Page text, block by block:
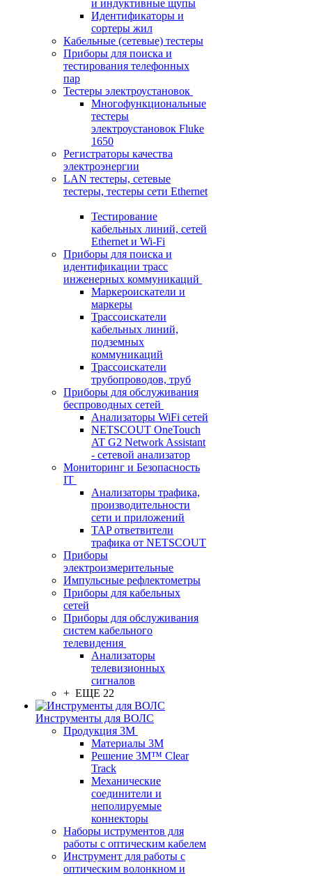
и индуктивные щупы
Идентификаторы и
сортеры жил
Кабельные (сетевые) тестеры
Приборы для поиска и
тестирования телефонных
пар
Тестеры электроустановок
Многофункциональные
тестеры
электроустановок Fluke
1650
Регистраторы качества
электроэнергии
LAN тестеры, сетевые
тестеры, тестеры сети Ethernet
Тестирование
кабельных линий, сетей
Ethernet и Wi-Fi
Приборы для поиска и
идентификации трасс
инженерных коммуникаций
Маркероискатели и
маркеры
Трассоискатели
кабельных линий,
подземных
коммуникаций
Трассоискатели
трубопроводов, труб
Приборы для обслуживания
беспроводных сетей
Анализаторы WiFi сетей
NETSCOUT OneTouch
AT G2 Network Assistant
- сетевой анализатор
Мониторинг и Безопасность
IT
Анализаторы трафика,
производительности
сети и приложений
TAP ответвители
трафика от NETSCOUT
Приборы
электроизмерительные
Импульсные рефлектометры
Приборы для кабельных
сетей
Приборы для обслуживания
систем кабельного
телевидения
Анализаторы
телевизионных
сигналов
+ ЕЩЕ 22
Инструменты для ВОЛС
Продукция 3M
Материалы 3М
Решение 3M™ Clear
Track
Механические
соединители и
неполируемые
коннекторы
Наборы иструментов для
работы с оптическим кабелем
Инструмент для работы с
оптическим волонкном и